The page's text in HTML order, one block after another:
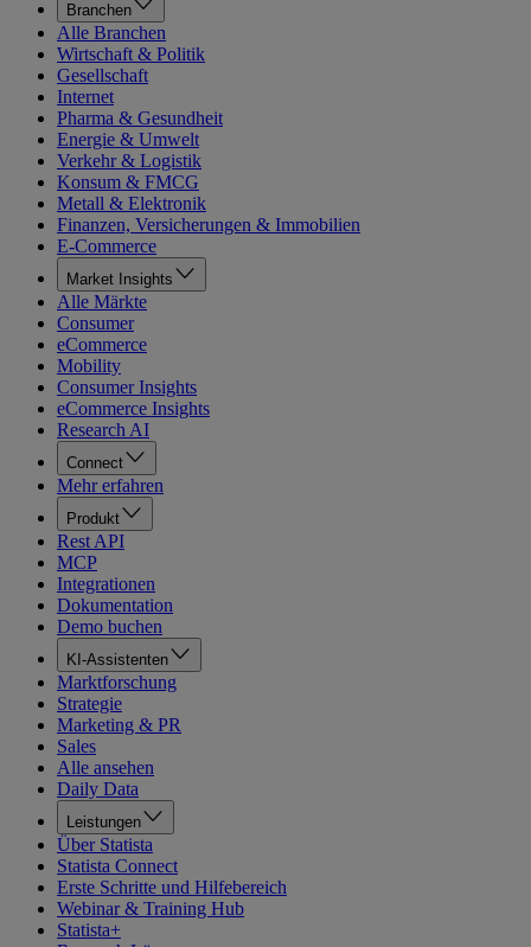
Branchen
Alle Branchen
Wirtschaft & Politik
Gesellschaft
Internet
Pharma & Gesundheit
Energie & Umwelt
Verkehr & Logistik
Konsum & FMCG
Metall & Elektronik
Finanzen, Versicherungen & Immobilien
E-Commerce
Market Insights
Alle Märkte
Consumer
eCommerce
Mobility
Consumer Insights
eCommerce Insights
Research AI
Connect
Mehr erfahren
Produkt
Rest API
MCP
Integrationen
Dokumentation
Demo buchen
KI-Assistenten
Marktforschung
Strategie
Marketing & PR
Sales
Alle ansehen
Daily Data
Leistungen
Über Statista
Statista Connect
Erste Schritte und Hilfebereich
Webinar & Training Hub
Statista+